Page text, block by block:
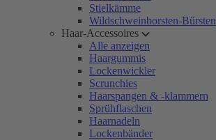
Stielkämme
Wildschweinborsten-Bürsten
Haar-Accessoires
Alle anzeigen
Haargummis
Lockenwickler
Scrunchies
Haarspangen & -klammern
Sprühflaschen
Haarnadeln
Lockenbänder